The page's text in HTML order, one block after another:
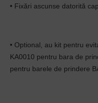
• Fixări ascunse datorită
• Optional, au kit pentru
KA0010 pentru bara de
pentru barele de prindere